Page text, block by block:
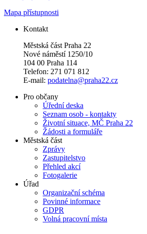
Mapa přístupnosti
Kontakt
Městská část Praha 22
Nové náměstí 1250/10
104 00 Praha 114
Telefon: 271 071 812
E-mail: podatelna@praha22.cz
Pro občany
Úřední deska
Seznam osob - kontakty
Životní situace, MČ Praha 22
Žádosti a formuláře
Městská část
Zprávy
Zastupitelstvo
Přehled akcí
Fotogalerie
Úřad
Organizační schéma
Povinné informace
GDPR
Volná pracovní místa